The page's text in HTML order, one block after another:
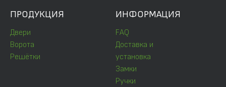
ПРОДУКЦИЯ
Двери
Ворота
Решётки
ИНФОРМАЦИЯ
FAQ
Доставка и
установка
Замки
Ручки